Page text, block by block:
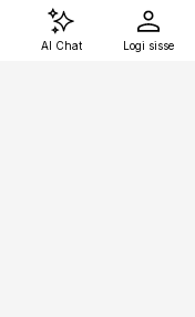
AI Chat Logi sisse